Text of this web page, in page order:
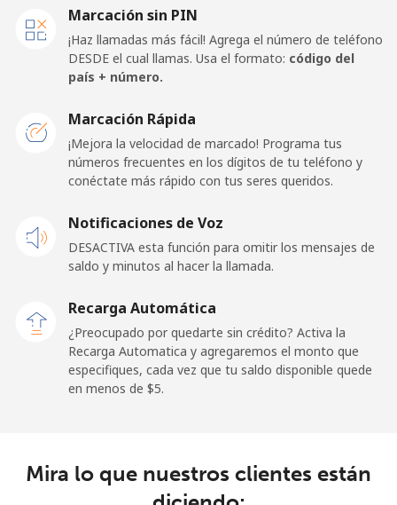
Línea fija ⁦52.9c⁩
⁦51.5c⁩ 19 min por ⁦$10⁩ ⁦17c⁩
Línea fija ⁦1.5c⁩ 665 min por ⁦$10⁩
⁦3.5c⁩ 285 min por ⁦$10⁩
Celular ⁦42.9c⁩ 23 min por ⁦$10⁩
French Polynesia
Celular 19 min por ⁦$10⁩ ⁦17c⁩
Marcación sin PIN
¡Haz llamadas más fácil! Agrega el número de teléfono
DESDE el cual llamas. Usa el formato: código del
país + número.
Marcación Rápida
¡Mejora la velocidad de marcado! Programa tus
números frecuentes en los dígitos de tu teléfono y
conéctate más rápido con tus seres queridos.
Notificaciones de Voz
DESACTIVA esta función para omitir los mensajes de
saldo y minutos al hacer la llamada.
Recarga Automática
¿Preocupado por quedarte sin crédito? Activa la
Recarga Automatica y agregaremos el monto que
especifiques, cada vez que tu saldo disponible quede
en menos de ⁦$5⁩.
Mira lo que nuestros clientes están